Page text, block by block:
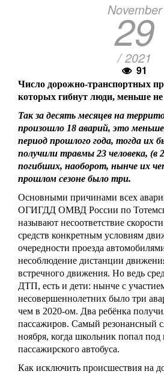
November
29
/ 2021
91
Число дорожно-транспортных
которых гибнут люди, меньше не
Так за десять месяцев на
произошло 18 аварий, это
период прошлого года, тогда их
получили травмы 23 человека, (в
погибших, наоборот, нынче их
прошлом сезоне было три.
Основными причинами всех
ОГИГДД ОМВД России по
называют несоответствие
средств конкретным условиям
очередности проезда
несоблюдение дистанции
встречного движения. Но ведь
ДТП, есть и дети: нынче с
несовершеннолетних было три
чем в 2020-ом. Два ребёнка
пассажиров. Самый резонансный
ноября, когда школьник попал под
пассажирского автобуса.
Как исключить происшествия на